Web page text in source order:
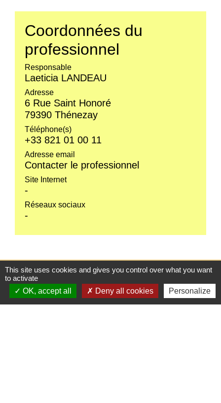
Coordonnées du
professionnel
Responsable
Laeticia LANDEAU
Adresse
6 Rue Saint Honoré
79390 Thénezay
Téléphone(s)
+33 821 01 00 11
Adresse email
Contacter le professionnel
Site Internet
-
Réseaux sociaux
-
Contactez-nous
Commune de Thénezay
This site uses cookies and gives you control over what you want
to activate
OK, accept all
Deny all cookies Personalize